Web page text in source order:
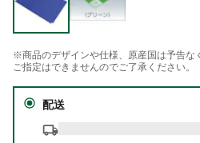
※商品のデザインや仕様、原産国は予告な
ご指定はできませんのでご了承ください。
配送